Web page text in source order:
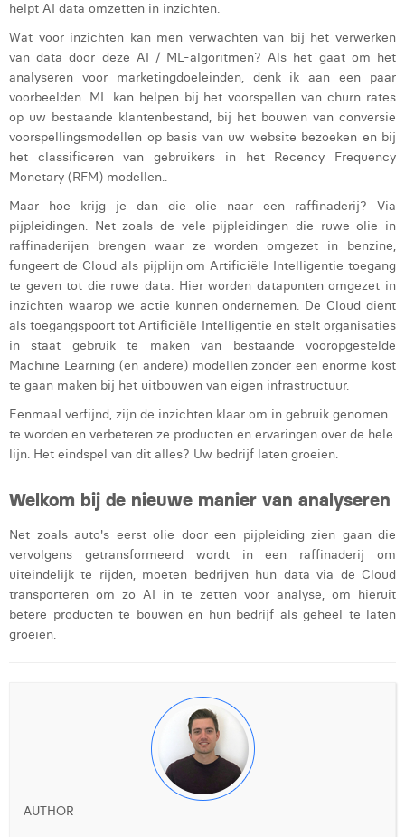
Victor Hayot
William Rezette
Yaël Vanhoe
helpt AI data omzetten in inzichten.
Wat voor inzichten kan men verwachten van bij het verwerken
van data door deze AI / ML-algoritmen? Als het gaat om het
analyseren voor marketingdoeleinden, denk ik aan een paar
voorbeelden. ML kan helpen bij het voorspellen van churn rates
op uw bestaande klantenbestand, bij het bouwen van conversie
voorspellingsmodellen op basis van uw website bezoeken en bij
het classificeren van gebruikers in het Recency Frequency
Monetary (RFM) modellen..
Maar hoe krijg je dan die olie naar een raffinaderij? Via
pijpleidingen. Net zoals de vele pijpleidingen die ruwe olie in
raffinaderijen brengen waar ze worden omgezet in benzine,
fungeert de Cloud als pijplijn om Artificiële Intelligentie toegang
te geven tot die ruwe data. Hier worden datapunten omgezet in
inzichten waarop we actie kunnen ondernemen. De Cloud dient
als toegangspoort tot Artificiële Intelligentie en stelt organisaties
in staat gebruik te maken van bestaande vooropgestelde
Machine Learning (en andere) modellen zonder een enorme kost
te gaan maken bij het uitbouwen van eigen infrastructuur.
Eenmaal verfijnd, zijn de inzichten klaar om in gebruik genomen
te worden en verbeteren ze producten en ervaringen over de hele
lijn. Het eindspel van dit alles? Uw bedrijf laten groeien.
Welkom bij de nieuwe manier van analyseren
Net zoals auto's eerst olie door een pijpleiding zien gaan die
vervolgens getransformeerd wordt in een raffinaderij om
uiteindelijk te rijden, moeten bedrijven hun data via de Cloud
transporteren om zo AI in te zetten voor analyse, om hieruit
betere producten te bouwen en hun bedrijf als geheel te laten
groeien.
AUTHOR